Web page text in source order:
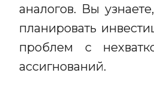
аналогов. Вы
планировать
проблем с
ассигнований.